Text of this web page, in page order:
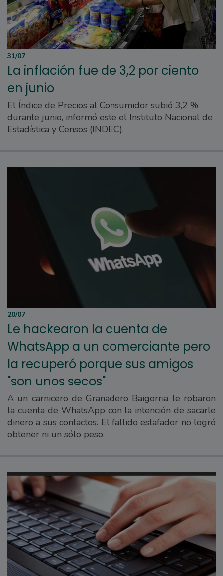
31/07
La inflación fue de 3,2 por ciento
en junio
El Índice de Precios al Consumidor subió 3,2 %
durante junio, informó este el Instituto Nacional de
Estadística y Censos (INDEC).
20/07
Le hackearon la cuenta de
WhatsApp a un comerciante pero
la recuperó porque sus amigos
"son unos secos"
A un carnicero de Granadero Baigorria le robaron
la cuenta de WhatsApp con la intención de sacarle
dinero a sus contactos. El fallido estafador no logró
obtener ni un sólo peso.